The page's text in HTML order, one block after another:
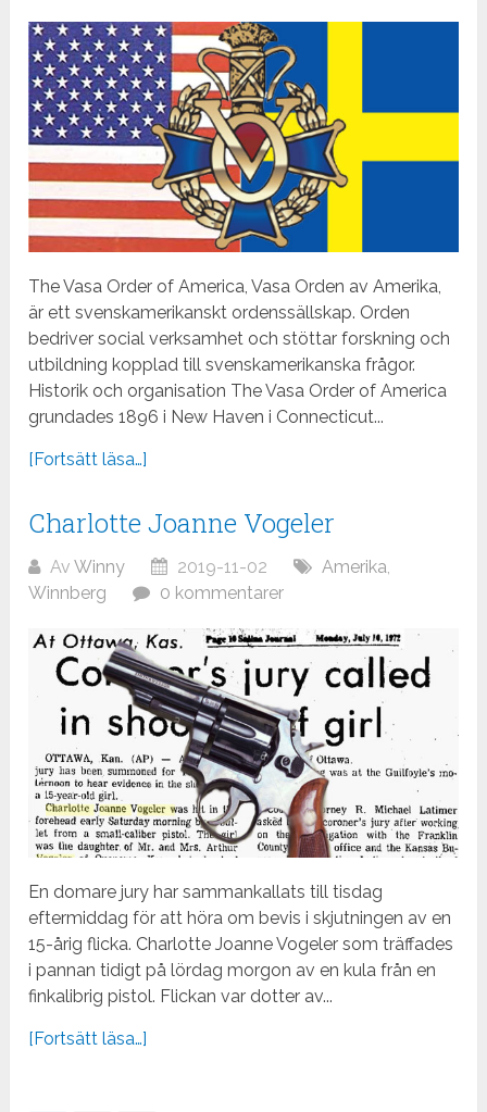
The Vasa Order of America, Vasa Orden av Amerika,
är ett svenskamerikanskt ordenssällskap. Orden
bedriver social verksamhet och stöttar forskning och
utbildning kopplad till svenskamerikanska frågor.
Historik och organisation The Vasa Order of America
grundades 1896 i New Haven i Connecticut...
[Fortsätt läsa…]
Charlotte Joanne Vogeler
AvWinny 2019-11-02 Amerika
Winnberg
0 kommentarer
En domare jury har sammankallats till tisdag
eftermiddag för att höra om bevis i skjutningen av en
15-årig flicka. Charlotte Joanne Vogeler som träffades
i pannan tidigt på lördag morgon av en kula från en
finkalibrig pistol. Flickan var dotter av...
[Fortsätt läsa…]